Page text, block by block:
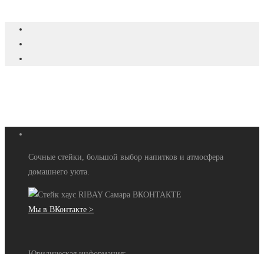
Сочные стейки, большой выбор напитков и атмосфера
домашнего уюта.
Мы в ВКонтакте >